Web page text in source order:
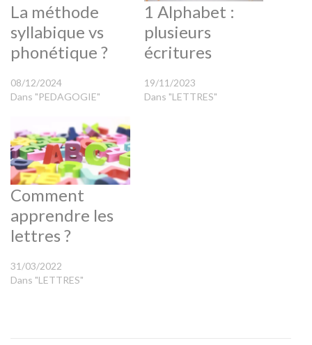
La méthode
syllabique vs
phonétique ?
08/12/2024
Dans "PEDAGOGIE"
1 Alphabet :
plusieurs
écritures
19/11/2023
Dans "LETTRES"
Comment
apprendre les
lettres ?
31/03/2022
Dans "LETTRES"